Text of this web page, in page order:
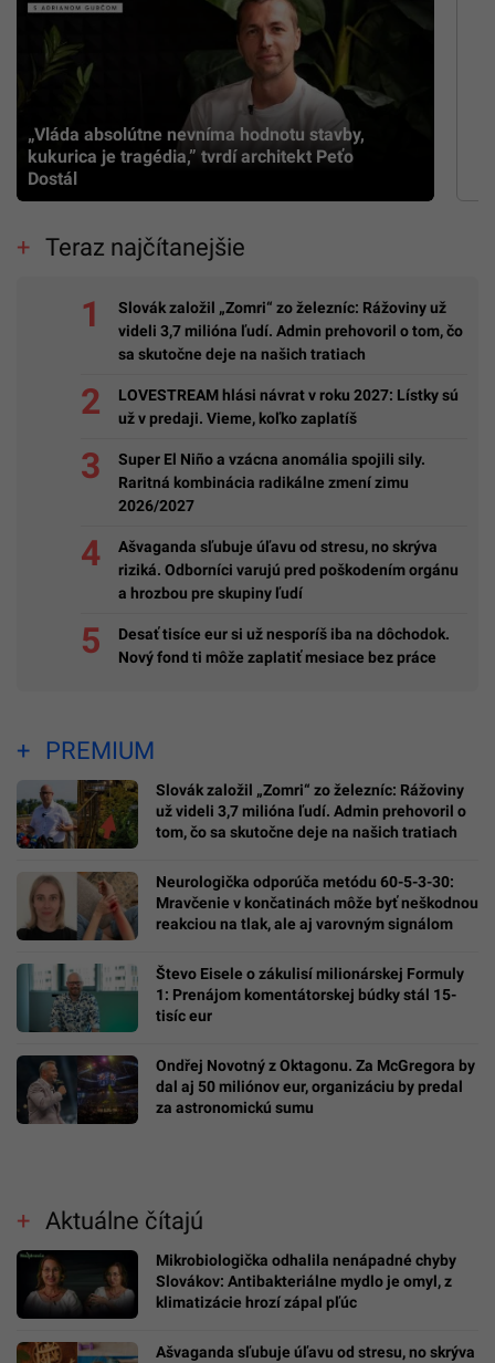
„Vláda absolútne nevníma hodnotu stavby,
kukurica je tragédia,” tvrdí architekt Peťo
Dostál
Teraz najčítanejšie
Slovák založil „Zomri“ zo železníc: Rážoviny už
videli 3,7 milióna ľudí. Admin prehovoril o tom, čo
sa skutočne deje na našich tratiach
LOVESTREAM hlási návrat v roku 2027: Lístky sú
už v predaji. Vieme, koľko zaplatíš
Super El Niño a vzácna anomália spojili sily.
Raritná kombinácia radikálne zmení zimu
2026/2027
Ašvaganda sľubuje úľavu od stresu, no skrýva
riziká. Odborníci varujú pred poškodením orgánu
a hrozbou pre skupiny ľudí
Desať tisíce eur si už nesporíš iba na dôchodok.
Nový fond ti môže zaplatiť mesiace bez práce
PREMIUM
Slovák založil „Zomri“ zo železníc: Rážoviny
už videli 3,7 milióna ľudí. Admin prehovoril o
tom, čo sa skutočne deje na našich tratiach
Neurologička odporúča metódu 60-5-3-30:
Mravčenie v končatinách môže byť neškodnou
reakciou na tlak, ale aj varovným signálom
Števo Eisele o zákulisí milionárskej Formuly
1: Prenájom komentátorskej búdky stál 15-
tisíc eur
Ondřej Novotný z Oktagonu. Za McGregora by
dal aj 50 miliónov eur, organizáciu by predal
za astronomickú sumu
Aktuálne čítajú
Mikrobiologička odhalila nenápadné chyby
Slovákov: Antibakteriálne mydlo je omyl, z
klimatizácie hrozí zápal pľúc
Ašvaganda sľubuje úľavu od stresu, no skrýva